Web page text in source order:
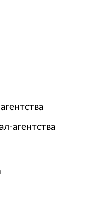
агентства